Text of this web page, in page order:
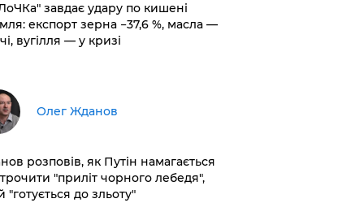
завдає удару по кишені
експорт зерна −37,6 %, масла —
вугілля — у кризі
Олег Жданов
розповів, як Путін намагається
"приліт чорного лебедя",
"готується до зльоту"